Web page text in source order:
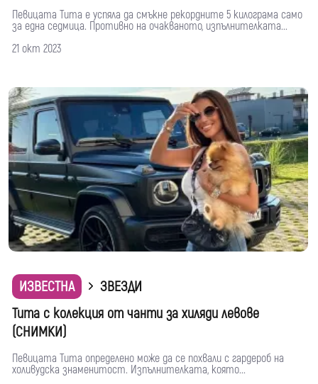
Певицата Тита е успяла да смъкне рекордните 5 килограма само
за една седмица. Противно на очакваното, изпълнителката...
21 окт 2023
ИЗВЕСТНА
ЗВЕЗДИ
Тита с колекция от чанти за хиляди левове
(СНИМКИ)
Певицата Тита определено може да се похвали с гардероб на
холивудска знаменитост. Изпълнителката, която...